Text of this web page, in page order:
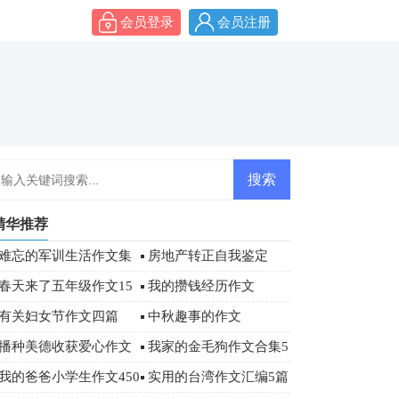
会员登录 会员注册
华推荐
忘的军训生活作文集
6篇
房地产转正自我鉴定
天来了五年级作文15 我的攒钱经历作文
关妇女节作文四篇 中秋趣事的作文
种美德收获爱心作文 我家的金毛狗作文合集5
篇
的爸爸小学生作文450 实用的台湾作文汇编5篇